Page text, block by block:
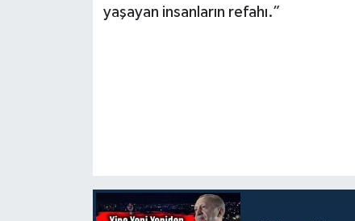
yaşayan insanların refahı.”